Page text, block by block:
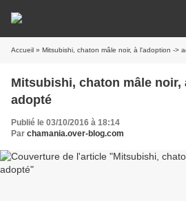
Accueil » Mitsubishi, chaton mâle noir, à l'adoption ->
Mitsubishi, chaton mâle noir,
adopté
Publié le 03/10/2016 à 18:14
Par chamania.over-blog.com